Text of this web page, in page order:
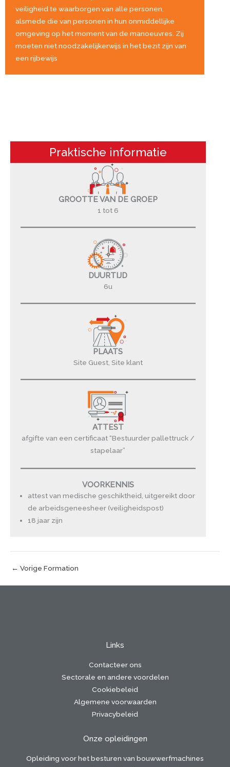
veiligheid te waarborgen van alle personen,
alsmede die van personen in hun onmiddellijke
omgeving op het moment van de manoeuvres. Zij
moeten niet noodzakelijkerwijs in het bezit zijn van
een rijbewijs
Praktische informatie
GROOTTE VAN DE GROEP
1 tot 6
DUURTIJD
6u
PLAATS
Site Guest, Site klant
ATTEST
afgifte van een certificaat “Bestuurder pallettruck /
stapelaar”
VOORKENNIS
attest van medische geschiktheid, uitgereikt door
de arbeidsgeneesheer (veiligheidspost)
18 jaar zijn
← Vorige Formation
Links
Contacteer ons
Sectorale en andere voordelen
Cookiebeleid
Algemene voorwaarden
Privacybeleid
Onze opleidingen
Opleiding voor het besturen van bouwwerfmachines